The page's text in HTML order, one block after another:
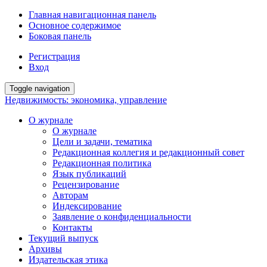
Главная навигационная панель
Основное содержимое
Боковая панель
Регистрация
Вход
Toggle navigation
Недвижимость: экономика, управление
О журнале
О журнале
Цели и задачи, тематика
Редакционная коллегия и редакционный совет
Редакционная политика
Язык публикаций
Рецензирование
Авторам
Индексирование
Заявление о конфиденциальности
Контакты
Текущий выпуск
Архивы
Издательская этика